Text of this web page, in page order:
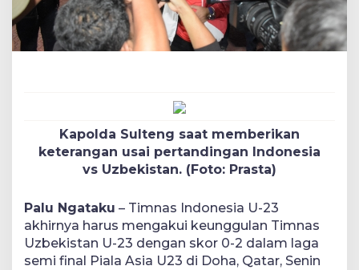
Kapolda Sulteng saat memberikan
keterangan usai pertandingan Indonesia
vs Uzbekistan. (Foto: Prasta)
Palu Ngataku – Timnas Indonesia U-23
akhirnya harus mengakui keunggulan Timnas
Uzbekistan U-23 dengan skor 0-2 dalam laga
semi final Piala Asia U23 di Doha, Qatar, Senin